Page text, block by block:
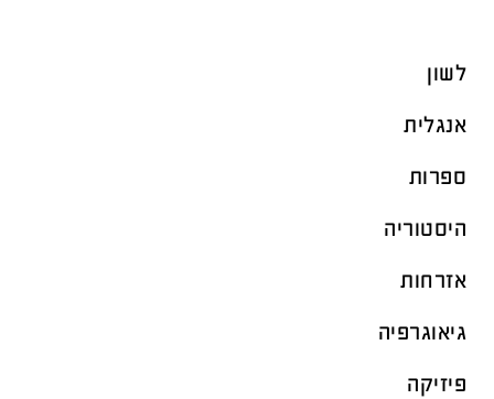
לשון
אנגלית
ספרות
היסטוריה
אזרחות
גיאוגרפיה
פיזיקה